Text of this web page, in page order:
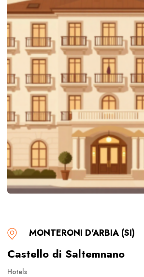
MONTERONI D'ARBIA (SI)
Castello di Saltemnano
Hotels